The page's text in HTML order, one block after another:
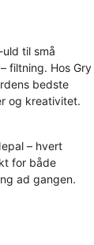
til små
filtning. Hos Gry
bedste
og kreativitet.
– hvert
for både
ad gangen.